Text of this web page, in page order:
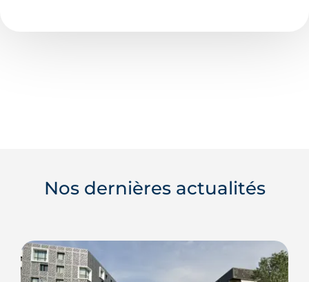
Nos dernières actualités